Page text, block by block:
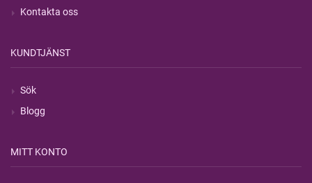
Kontakta oss
KUNDTJÄNST
Sök
Blogg
MITT KONTO